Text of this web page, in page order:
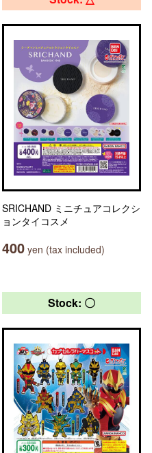
SRICHAND ミニチュアコレクシ
ョンタイコスメ
400 yen (tax included)
Stock: 〇